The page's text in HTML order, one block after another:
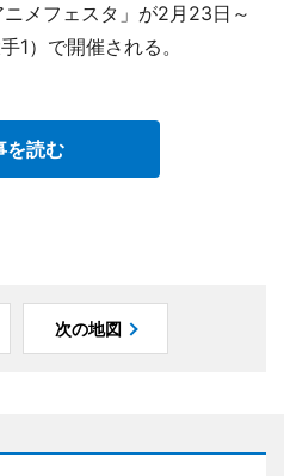
メフェスタ」が2月23日～
1）で開催される。
を読む
次の地図